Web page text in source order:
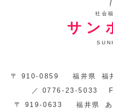
社会
サン
〒 910-0859 福井県 福
／
0776-23-5033
〒
919-0633 福井県